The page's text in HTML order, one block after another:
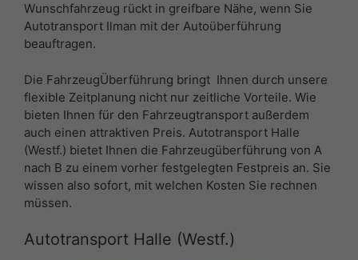
Wunschfahrzeug rückt in greifbare Nähe, wenn Sie
Autotransport Ilman mit der Autoüberführung
beauftragen.
Die FahrzeugÜberführung bringt Ihnen durch unsere
flexible Zeitplanung nicht nur zeitliche Vorteile. Wie
bieten Ihnen für den Fahrzeugtransport außerdem
auch einen attraktiven Preis. Autotransport Halle
(Westf.) bietet Ihnen die Fahrzeugüberführung von A
nach B zu einem vorher festgelegten Festpreis an. Sie
wissen also sofort, mit welchen Kosten Sie rechnen
müssen.
Autotransport Halle (Westf.)